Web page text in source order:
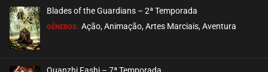
EPISÓDIO 13
Blades of the Guardians – 2ª Temporada
GÊNEROS: Ação, Animação, Artes Marciais, Aventura